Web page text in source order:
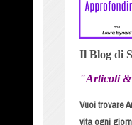
Il Blog di
"Articoli
Vuoi trovare
vita ogni